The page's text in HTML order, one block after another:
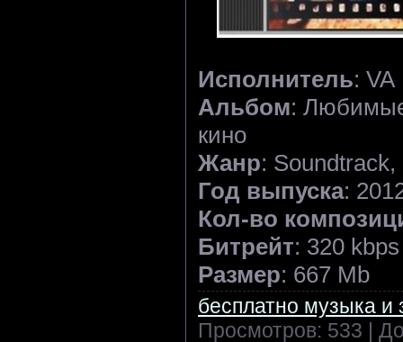
Исполнитель: VA
Альбом:
кино
Жанр: Soundtrack,
Год выпуска:
Кол-во
Битрейт: 320 kbps
Размер: 667 Mb
бесплатно музыка и
Просмотров: 533 |